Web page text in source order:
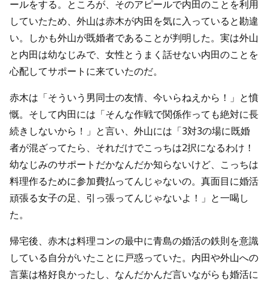
ールをする。ところが、そのアピールで内田のことを利用
していたため、外山は赤木が内田を気に入っていると勘違
い。しかも外山が既婚者であることが判明した。実は外山
と内田は幼なじみで、女性とうまく話せない内田のことを
心配してサポートに来ていたのだ。
赤木は「そういう男同士の友情、今いらねえから！」と憤
慨。そして内田には「そんな作戦で関係作っても絶対に長
続きしないから！」と言い、外山には「3対3の場に既婚
者が混ざってたら、それだけでこっちは2択になるわけ！
幼なじみのサポートだかなんだか知らないけど、こっちは
料理作るために参加費払ってんじゃないの。真面目に婚活
頑張る女子の足、引っ張ってんじゃないよ！」と一喝し
た。
帰宅後、赤木は料理コンの最中に青島の婚活の鉄則を意識
している自分がいたことに戸惑っていた。内田や外山への
言葉は格好良かったし、なんだかんだ言いながらも婚活に